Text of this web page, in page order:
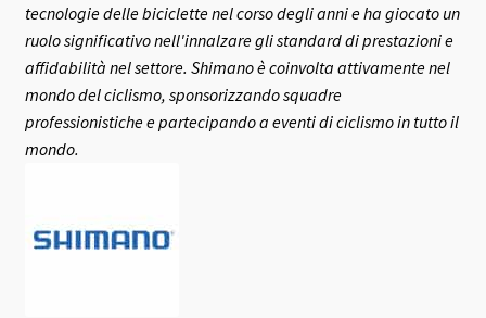
tecnologie delle biciclette nel corso degli anni e ha giocato un
ruolo significativo nell'innalzare gli standard di prestazioni e
affidabilità nel settore. Shimano è coinvolta attivamente nel
mondo del ciclismo, sponsorizzando squadre
professionistiche e partecipando a eventi di ciclismo in tutto il
mondo.